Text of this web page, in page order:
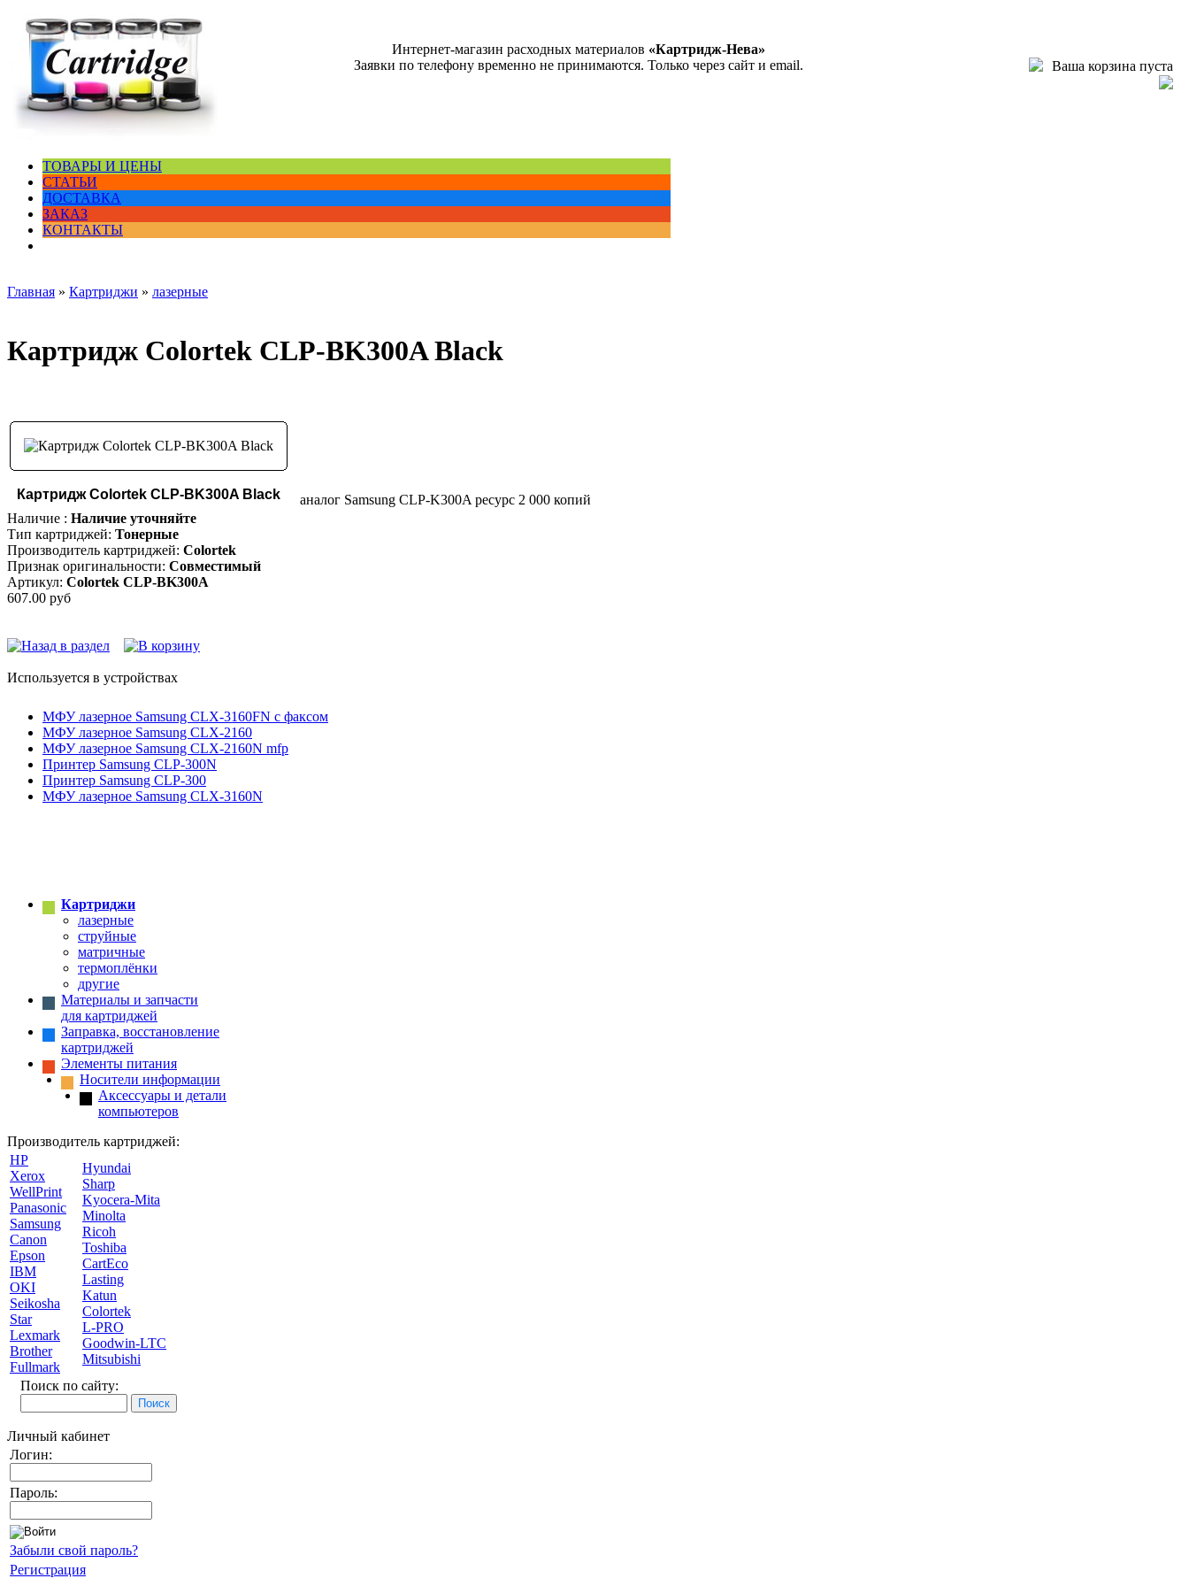
Интернет-магазин расходных материалов «Картридж-Нева»
Заявки по телефону временно не принимаются. Только через сайт и email.
Ваша корзина пуста
ТОВАРЫ И ЦЕНЫ
СТАТЬИ
ДОСТАВКА
ЗАКАЗ
КОНТАКТЫ
Главная » Картриджи » лазерные
Картридж Colortek CLP-BK300A Black
Картридж Colortek CLP-BK300A Black
аналог Samsung CLP-K300A ресурс 2 000 копий
Наличие : Наличие уточняйте
Тип картриджей: Тонерные
Производитель картриджей: Colortek
Признак оригинальности: Совместимый
Артикул: Colortek CLP-BK300A
607.00 руб
Используется в устройствах
МФУ лазерное Samsung CLX-3160FN с факсом
МФУ лазерное Samsung CLX-2160
МФУ лазерное Samsung CLX-2160N mfp
Принтер Samsung CLP-300N
Принтер Samsung CLP-300
МФУ лазерное Samsung CLX-3160N
Картриджи
лазерные
струйные
матричные
термоплёнки
другие
Материалы и запчасти
для картриджей
Заправка, восстановление
картриджей
Элементы питания
Носители информации
Аксессуары и детали
компьютеров
Производитель картриджей:
HP
Xerox
WellPrint
Panasonic
Samsung
Canon
Epson
IBM
OKI
Seikosha
Star
Lexmark
Brother
Fullmark
Hyundai
Sharp
Kyocera-Mita
Minolta
Ricoh
Toshiba
CartEco
Lasting
Katun
Colortek
L-PRO
Goodwin-LTC
Mitsubishi
Поиск по сайту:
Личный кабинет
Логин:
Пароль:
Забыли свой пароль?
Регистрация